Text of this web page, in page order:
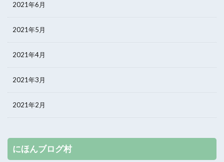
2021年6月
2021年5月
2021年4月
2021年3月
2021年2月
にほんブログ村